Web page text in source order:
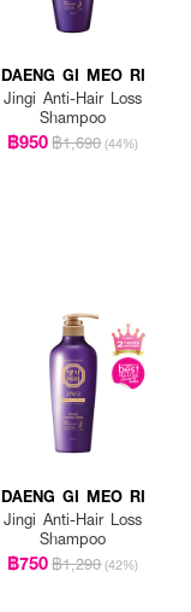
DAENG GI MEO RI
Jingi Anti-Hair Loss
Shampoo
฿950฿1,690 (44%)
DAENG GI MEO RI
Jingi Anti-Hair Loss
Shampoo
฿750฿1,290 (42%)